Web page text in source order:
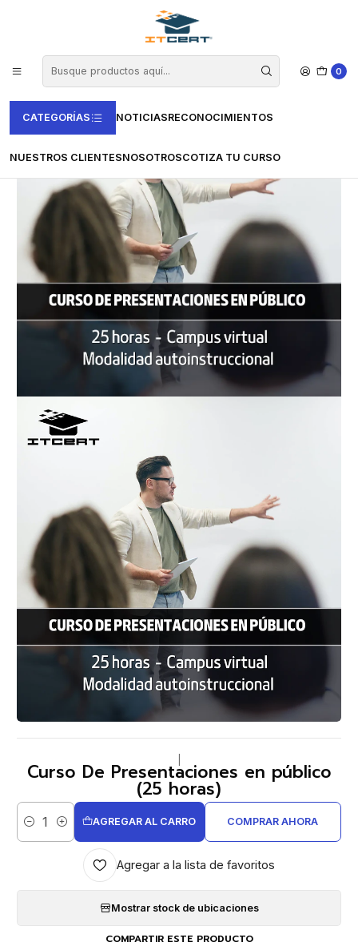
0
CATEGORÍAS NOTICIASRECONOCIMIENTOS
NUESTROS CLIENTESNOSOTROSCOTIZA TU CURSO
Vertice Soft Skills
Curso De Presentaciones en público (25 horas)
Curso De Presentaciones en público
(25 horas)
Cantidad
AGREGAR AL CARRO COMPRAR AHORA
Agregar a la lista de favoritos
Mostrar stock de ubicaciones
COMPARTIR ESTE PRODUCTO